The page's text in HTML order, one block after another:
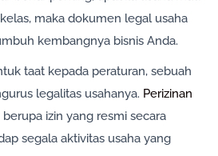
maka dokumen legal usaha
kembangnya bisnis Anda.
taat kepada peraturan, sebuah
legalitas usahanya. Perizinan
izin yang resmi secara
segala aktivitas usaha yang